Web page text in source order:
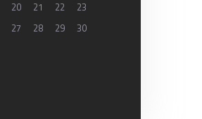
20 21 22
23
27 28 29
30